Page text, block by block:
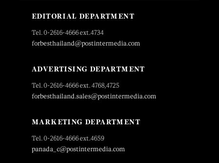
EDITORIAL DEPARTMENT
Tel. 0-2616-4666 ext.4734
forbesthailand@postintermedia.com
ADVERTISING DEPARTMENT
Tel. 0-2616-4666 ext. 4768,4725
forbesthailand.sales@postintermedia.com
MARKETING DEPARTMENT
Tel. 0-2616-4666 ext.4659
panada_c@postintermedia.com